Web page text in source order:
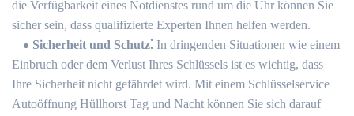
die Verfügbarkeit eines Notdienstes rund um die Uhr können Sie
sicher sein, dass qualifizierte Experten Ihnen helfen werden.​
Sicherheit und Schutz⁚ In dringenden Situationen wie einem
Einbruch oder dem Verlust Ihres Schlüssels ist es wichtig, dass
Ihre Sicherheit nicht gefährdet wird.​ Mit einem Schlüsselservice
Autoöffnung Hüllhorst Tag und Nacht können Sie sich darauf